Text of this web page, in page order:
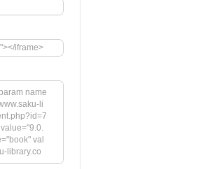
iframe>
name
li
val
library.co